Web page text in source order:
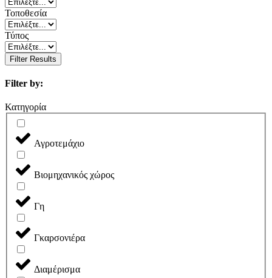
Τοποθεσία
Τύπος
Filter Results
Filter by:
Κατηγορία
Αγροτεμάχιο
Βιομηχανικός χώρος
Γη
Γκαρσονιέρα
Διαμέρισμα